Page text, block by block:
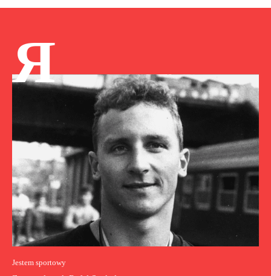
Я
Jestem sportowy